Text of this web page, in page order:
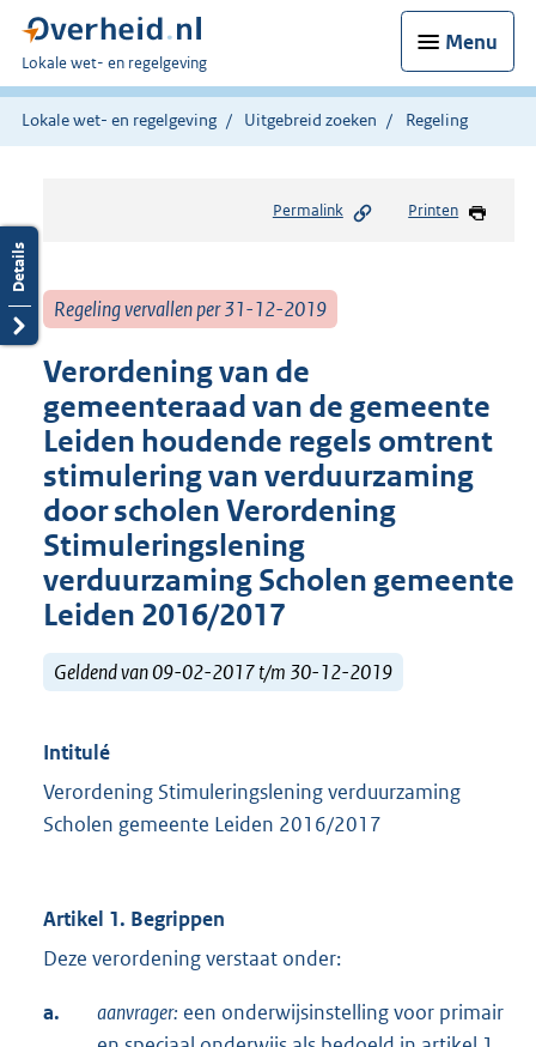
Menu
U
bent
hier:
Lokale wet- en regelgeving
Lokale wet- en regelgeving Uitgebreid zoeken Regeling
Permalink Printen
Regeling vervallen per 31-12-2019
Verordening van de
gemeenteraad van de gemeente
Leiden houdende regels omtrent
stimulering van verduurzaming
door scholen Verordening
Stimuleringslening
verduurzaming Scholen gemeente
Leiden 2016/2017
Geldend van 09-02-2017 t/m 30-12-2019
Intitulé
Verordening Stimuleringslening verduurzaming
Scholen gemeente Leiden 2016/2017
Artikel 1. Begrippen
Deze verordening verstaat onder:
a. aanvrager: een onderwijsinstelling voor primair